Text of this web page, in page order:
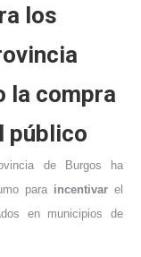
los
la compra
público
de Burgos ha
para incentivarel
en municipios de